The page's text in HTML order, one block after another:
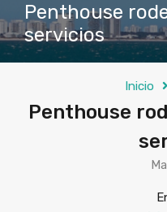
Penthouse
servicios
Inicio
Penthouse